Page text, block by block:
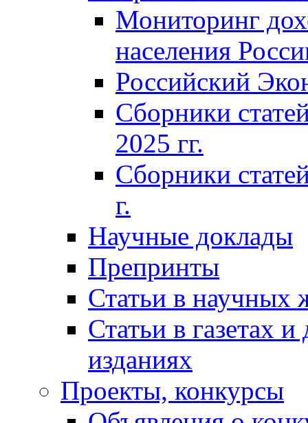
Мониторинг
населения
Российский
Сборники
2025 гг.
Сборники
г.
Научные доклады
Препринты
Статьи в научных
Статьи в газетах
изданиях
Проекты, конкурсы